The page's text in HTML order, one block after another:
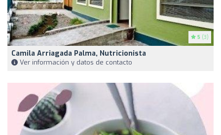
5 (3)
Camila Arriagada Palma, Nutricionista
Ver información y datos de contacto